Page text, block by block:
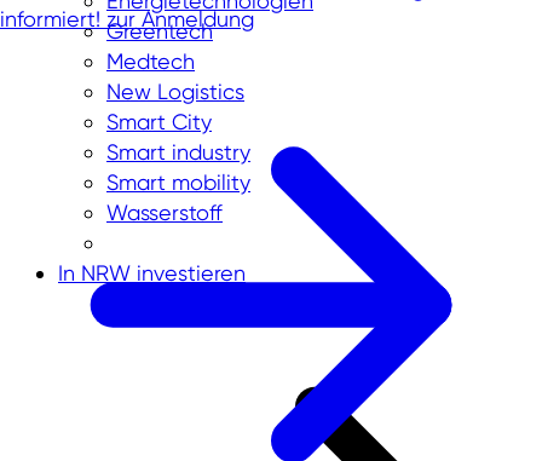
Greentech
Medtech
New Logistics
Smart City
Smart industry
Smart mobility
Wasserstoff
In NRW investieren
informiert! zur Anmeldung